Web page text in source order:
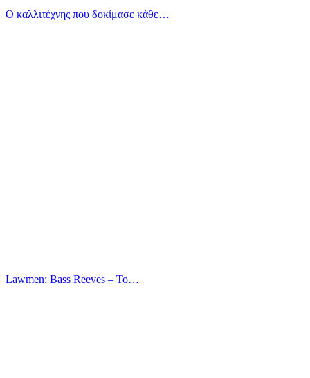
Ο καλλιτέχνης που δοκίμασε κάθε…
Lawmen: Bass Reeves – Το…